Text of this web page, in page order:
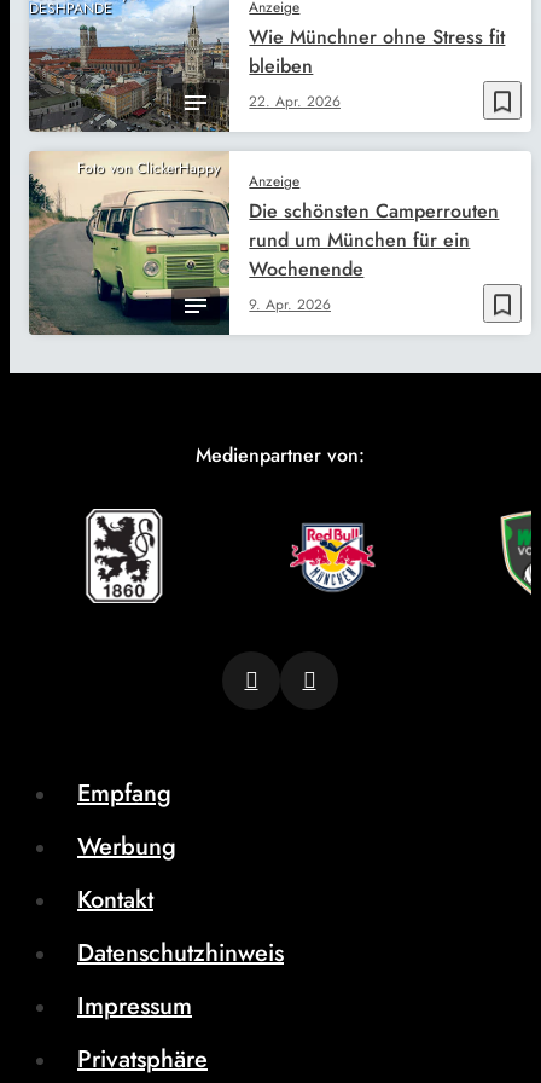
DESHPANDE
bookmark_border
Anzeige
22. Apr. 2026
Wie Münchner ohne Stress fit
bleiben
Foto von ClickerHappy
bookmark_border
Anzeige
9. Apr. 2026
Die schönsten Camperrouten
rund um München für ein
Wochenende
Medienpartner von:
Empfang
Werbung
Kontakt
Datenschutzhinweis
Impressum
Privatsphäre